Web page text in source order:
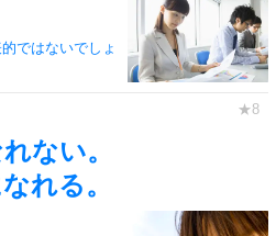
ではないでしょ
ない。
れる。